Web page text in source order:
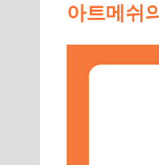
아트메쉬